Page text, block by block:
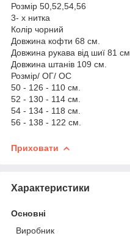
Розмір 50,52,54,56
3- х нитка
Колір чорний
Довжина кофти 68 см.
Довжина рукава від шиї 81 см.
Довжина штанів 109 см.
Розмір/ ОГ/ ОС
50 - 126 - 110 см.
52 - 130 - 114 см.
54 - 134 - 118 см.
56 - 138 - 122 см.
Приховати
Характеристики
Основні
Виробник